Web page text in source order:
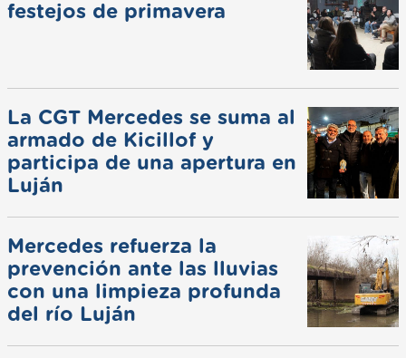
festejos de primavera
La CGT Mercedes se suma al
armado de Kicillof y
participa de una apertura en
Luján
Mercedes refuerza la
prevención ante las lluvias
con una limpieza profunda
del río Luján